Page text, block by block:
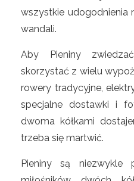
wszystkie udogodnienia
wandali.
Aby Pieniny
skorzystać z wielu
rowery tradycyjne,
specjalne dostawki i
dwoma kółkami
trzeba się martwić.
Pieniny są niezwykle